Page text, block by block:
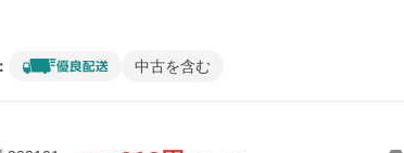
中古を含む